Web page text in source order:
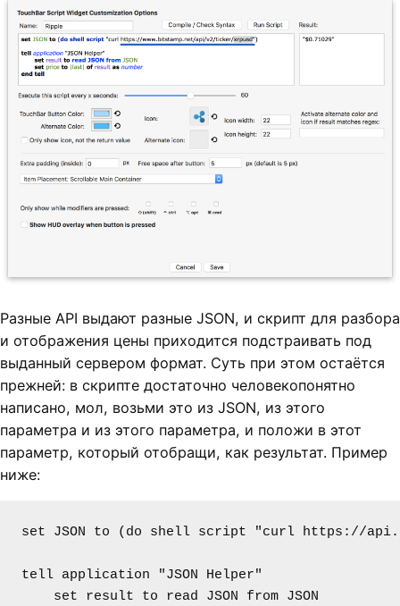
Разные API выдают разные JSON, и скрипт для разбора
и отображения цены приходится подстраивать под
выданный сервером формат. Суть при этом остаётся
прежней: в скрипте достаточно человекопонятно
написано, мол, возьми это из JSON, из этого
параметра и из этого параметра, и положи в этот
параметр, который отобращи, как результат. Пример
ниже:
set JSON to (do shell script "curl https://
tell application "JSON Helper"
    set result to read JSON from JSON